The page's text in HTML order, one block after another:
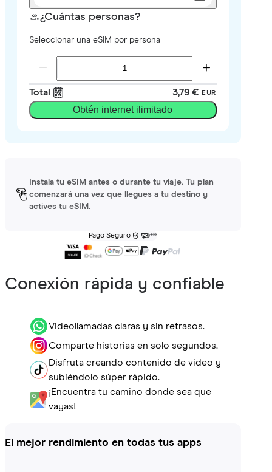
¿Cuántas personas?
Seleccionar una eSIM por persona
Total 3,79 € EUR
Obtén internet ilimitado
Instala tu eSIM antes o durante tu viaje. Tu plan
comenzará una vez que llegues a tu destino y
actives tu eSIM.
Pago Seguro
Conexión rápida y confiable
Videollamadas claras y sin retrasos.
Comparte historias en solo segundos.
Disfruta creando contenido de video y
subiéndolo súper rápido.
¡Encuentra tu camino donde sea que
vayas!
El mejor rendimiento en todas tus apps